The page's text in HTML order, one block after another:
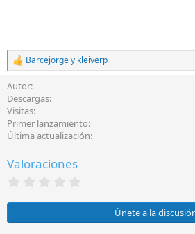
R
e
a
c
c
i
o
n
s
Barcejorgey kleiverp
Autor
Descargas
Visitas
Primer lanzamiento
Última actualización
Valoraciones
0
e
Únete a la